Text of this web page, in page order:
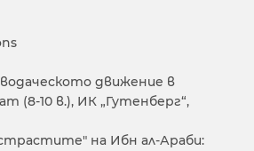
движение в
(8-10 в.), ИК „Гутенберг“,
на Ибн ал-Араби: